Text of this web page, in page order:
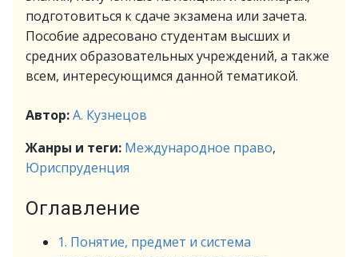
подготовиться к сдаче экзамена или зачета.
Пособие адресовано студентам высших и
средних образовательных учреждений, а также
всем, интересующимся данной тематикой.
Автор:А. Кузнецов
Жанры и теги: Международное право,
Юриспруденция
Оглавление
1. Понятие, предмет и система